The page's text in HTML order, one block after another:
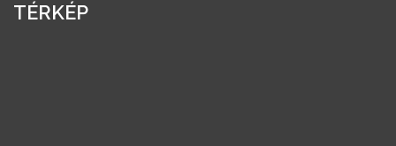
TÉRKÉP